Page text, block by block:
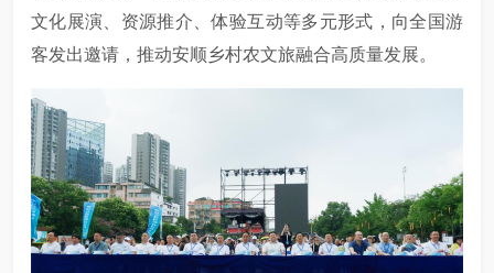
文化展演、资源推介、体验互动等多元形式，向全国游
客发出邀请，推动安顺乡村农文旅融合高质量发展。